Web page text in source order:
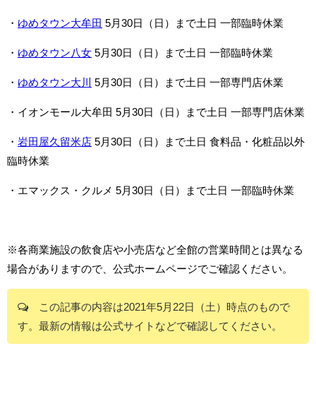
・ ゆめタウン大牟田 5月30日（日）まで土日 一部臨時休業
・ ゆめタウン八女 5月30日（日）まで土日 一部臨時休業
・ ゆめタウン大川 5月30日（日）まで土日 一部専門店休業
・イオンモール大牟田 5月30日（日）まで土日 一部専門店休業
・ 岩田屋久留米店 5月30日（日）まで土日 食料品・化粧品以外
臨時休業
・エマックス・クルメ 5月30日（日）まで土日 一部臨時休業
※各商業施設の飲食店や小売店など全館の営業時間とは異なる
場合がありますので、公式ホームページでご確認ください。
この記事の内容は2021年5月22日（土）時点のもので
す。最新の情報は公式サイトなどで確認してください。